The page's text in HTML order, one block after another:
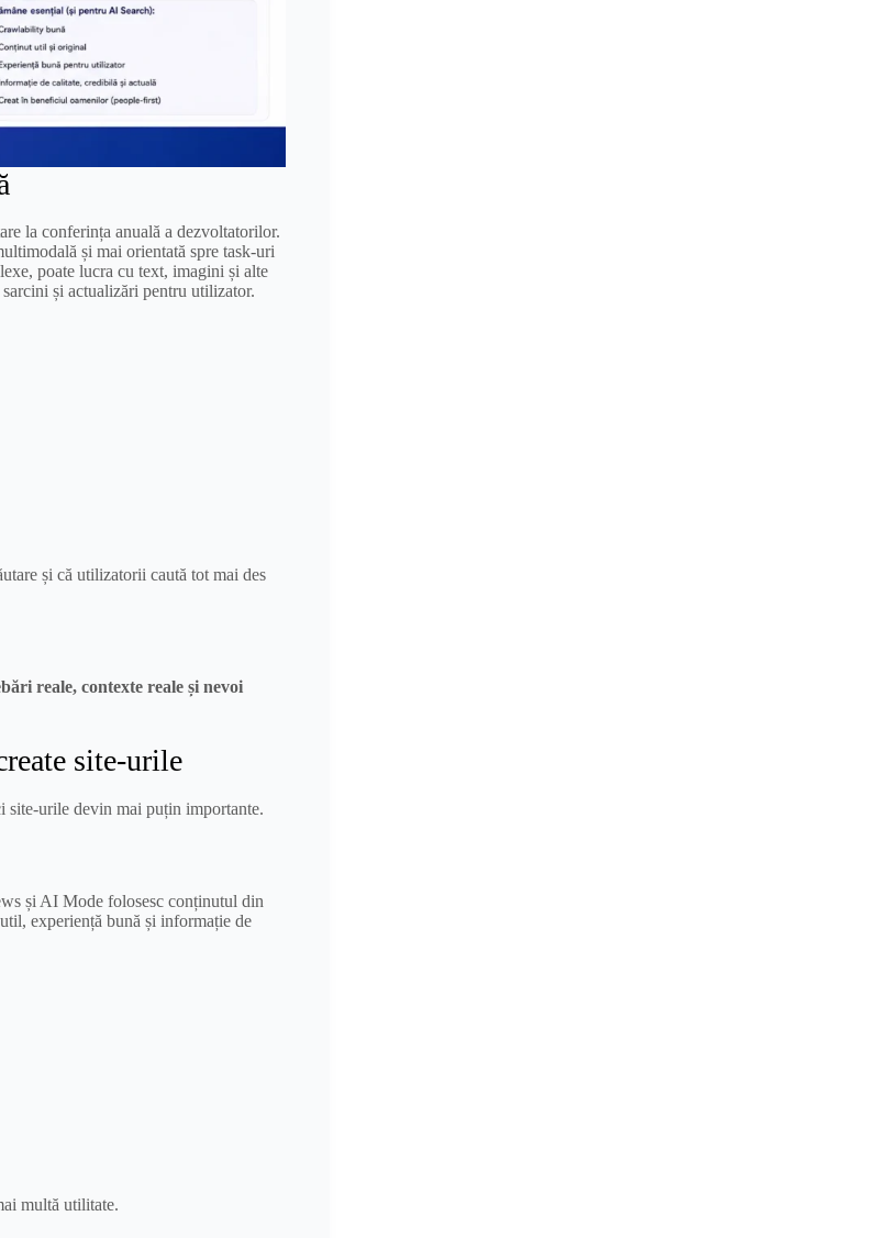
la conferința anuală a dezvoltatorilor.
și mai orientată spre task-uri
poate lucra cu text, imagini și alte
și actualizări pentru utilizator.
și că utilizatorii caută tot mai des
reale, contexte reale și nevoi
site-urile
site-urile devin mai puțin importante.
și AI Mode folosesc conținutul din
experiență bună și informație de
multă utilitate.